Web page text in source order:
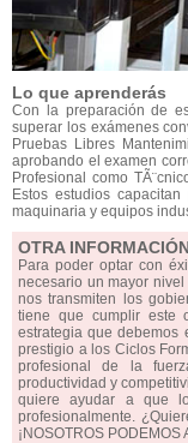
Lo que aprenderás
Con la preparación de
superar los exámenes
Pruebas Libres
aprobando el examen
Profesional como
Estos estudios
maquinaria y equipos
OTRA
Para poder optar con
necesario un mayor
nos transmiten los
tiene que cumplir este
estrategia que debemos
prestigio a los Ciclos
profesional de la
productividad y
quiere ayudar a que
profesionalmente.
¡NOSOTROS